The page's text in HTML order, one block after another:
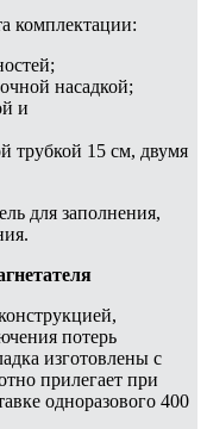
комплектации:
насадкой;
и
трубкой 15 см, двумя
для заполнения,
потерь
изготовлены с
прилегает при
одноразового 400